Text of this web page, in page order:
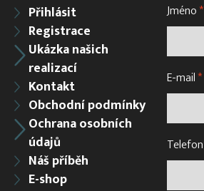
Přihlásit
Registrace
Ukázka našich
realizací
Kontakt
Obchodní podmínky
Ochrana osobních
údajů
Náš příběh
E-shop
Jméno*
E-mail*
Telefon